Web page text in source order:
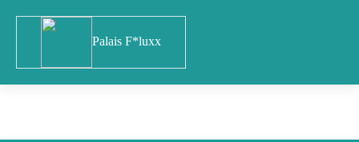
Palais F*luxx